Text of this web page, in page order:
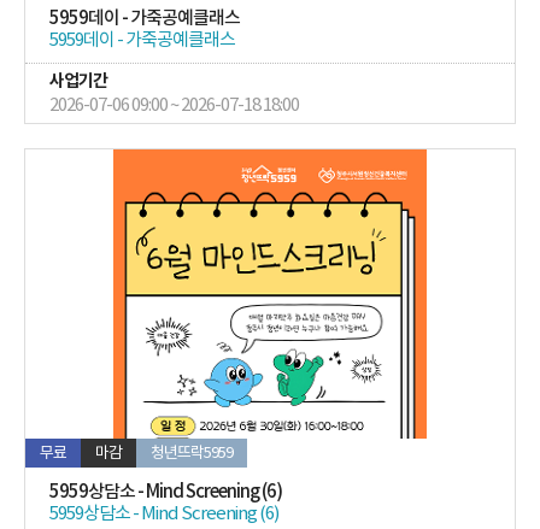
5959데이 - 가죽공예클래스
5959데이 - 가죽공예클래스
사업기간
2026-07-06 09:00 ~ 2026-07-18 18:00
무료 마감 청년뜨락5959
5959상담소 - Mind Screening (6)
5959상담소 - Mind Screening (6)